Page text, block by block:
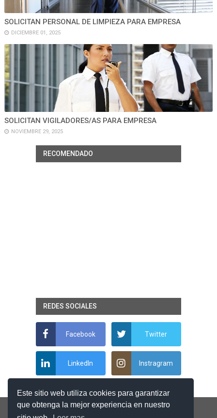
Este sitio web utiliza cookies para garantizar
que obtenga la mejor experiencia en nuestro
SOLICITAN PERSONAL DE LIMPIEZA PARA EMPRESA
DICIEMBRE 01, 2025
SOLICITAN VIGILADORES/AS PARA EMPRESA
NOVIEMBRE 29, 2025
RECOMENDADO
REDES SOCIALES
Facebook Twitter
LinkedIn Instragram